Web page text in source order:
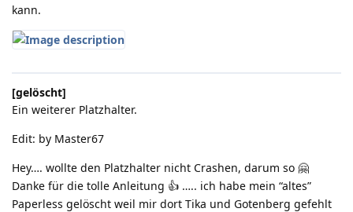
kann.
[gelöscht]
Ein weiterer Platzhalter.
Edit: by Master67
Hey…. wollte den Platzhalter nicht Crashen, darum so 🤗
Danke für die tolle Anleitung 👍️ ….. ich habe mein “altes”
Paperless gelöscht weil mir dort Tika und Gotenberg gefehlt